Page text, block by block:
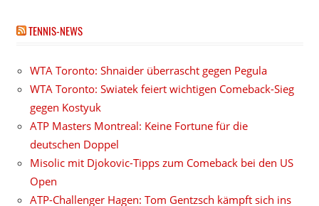
TENNIS-NEWS
WTA Toronto: Shnaider überrascht gegen Pegula
WTA Toronto: Swiatek feiert wichtigen Comeback-Sieg
gegen Kostyuk
ATP Masters Montreal: Keine Fortune für die
deutschen Doppel
Misolic mit Djokovic-Tipps zum Comeback bei den US
Open
ATP-Challenger Hagen: Tom Gentzsch kämpft sich ins